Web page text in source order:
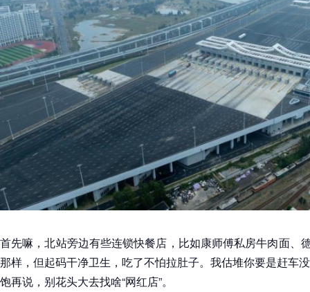
首先嘛，北站旁边有些连锁快餐店，比如康师傅私房牛肉面、
那样，但起码干净卫生，吃了不怕拉肚子。我估堆你要是赶车
饱再说，别花头大去找啥“网红店”。